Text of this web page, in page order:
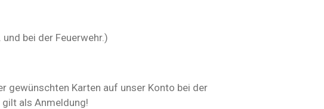
bei der Feuerwehr.)
gewünschten Karten auf unser Konto bei der
als Anmeldung!